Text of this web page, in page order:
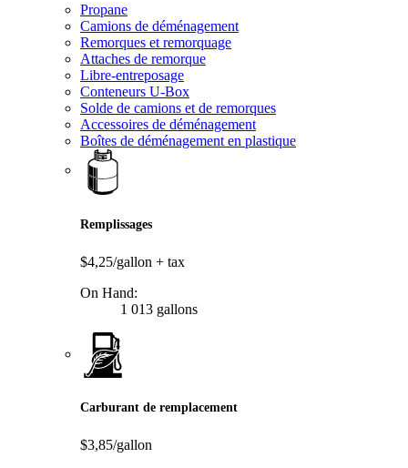
Propane
Camions de déménagement
Remorques et remorquage
Attaches de remorque
Libre-entreposage
Conteneurs U-Box
Solde de camions et de remorques
Accessoires de déménagement
Boîtes de déménagement en plastique
Remplissages
$4,25/gallon + tax
On Hand:
1 013 gallons
Carburant de remplacement
$3,85/gallon